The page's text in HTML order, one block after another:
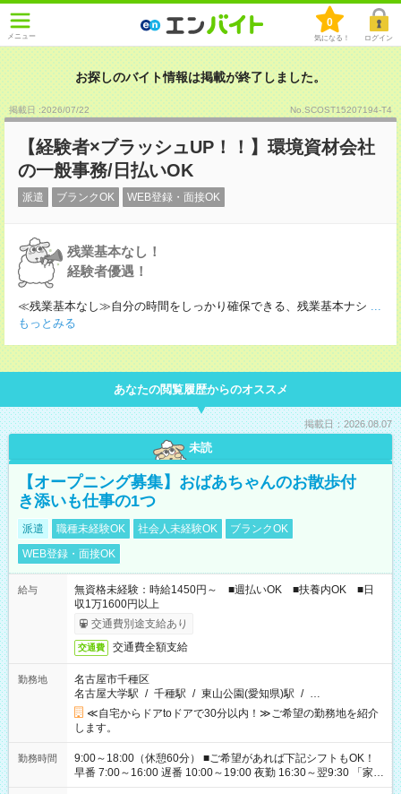
メニュー
0
気になる！ ログイン
お探しのバイト情報は掲載が終了しました。
掲載日 :2026/07/22 No.SCOST15207194-T4
【経験者×ブラッシュUP！！】環境資材会社
の一般事務/日払いOK
派遣 ブランクOK WEB登録・面接OK
残業基本なし！
経験者優遇！
≪残業基本なし≫自分の時間をしっかり確保できる、残業基本ナシ ...
もっとみる
あなたの閲覧履歴からのオススメ
掲載日：2026.08.07
未読
【オープニング募集】おばあちゃんのお散歩付
き添いも仕事の1つ
派遣 職種未経験OK 社会人未経験OK
ブランクOK
WEB登録・面接OK
給与
無資格未経験：時給1450円～ ■週払いOK ■扶養内OK ■日
収1万1600円以上
交通費別途支給あり
交通費 交通費全額支給
勤務地
名古屋市千種区
名古屋大学駅 / 千種駅 / 東山公園(愛知県)駅 / …
≪自宅からドアtoドアで30分以内！≫ご希望の勤務地を紹介
します。
勤務時間
9:00～18:00（休憩60分） ■ご希望があれば下記シフトもOK！
早番 7:00～16:00 遅番 10:00～19:00 夜勤 16:30～翌9:30 「家族
と休みを合わせたい」 「余裕を持って夕飯の準備がしたい」